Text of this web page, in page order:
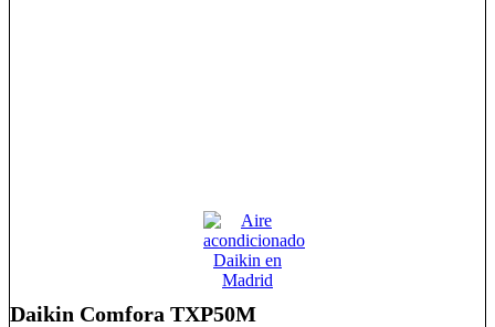
Daikin Comfora TXP50M